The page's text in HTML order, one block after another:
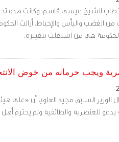
الشيخ عيسى قاسم، وكانت هذه
من الغضب واليأس والإحباط. أزالت
ويجب حرمانه من خوض
الوزير السابق مجيد العلوي أن «على
للعنصرية والطائفية ولم يحترم أهل